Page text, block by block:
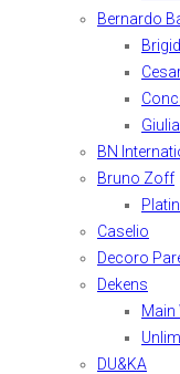
Bernardo
Giulia
BN
Bruno Zoff
Caselio
Decoro
Dekens
Main
DU&KA